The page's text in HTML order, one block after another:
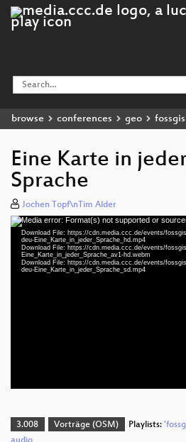
browse conferences geo
Eine Karte in
Sprache
Jochen Topf\nTim Alder
Video
Player
Media error: Format(s) not supported or
Download File: https://cdn.media.ccc.de/events/
deu-Eine_Karte_in_jeder_Sprache_hd.mp4
Download File: https://cdn.media.ccc.de/events/
Eine_Karte_in_jeder_Sprache_av1-hd.webm
Download File: https://cdn.media.ccc.de/events/
deu-Eine_Karte_in_jeder_Sprache_sd.mp4
3.008 Vorträge (OSM) Playlists: